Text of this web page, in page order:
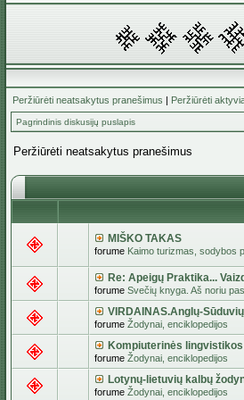
Peržiūrėti neatsakytus pranešimus | Peržiūrėti
Pagrindinis diskusijų puslapis
Peržiūrėti neatsakytus pranešimus
MIŠKO TAKAS
forume Kaimo turizmas, sodybos
Re: Apeigų Praktika...
forume Svečių knyga. Aš noriu
VIRDAINAS.Anglų-
forume Žodynai, enciklopedijos
Kompiuterinės
forume Žodynai, enciklopedijos
Lotynų-lietuvių kalbų
forume Žodynai, enciklopedijos